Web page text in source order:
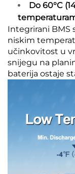
Do 60°C
Integrirani BMS
niskim
učinkovitost u
snijegu na
baterija ostaje